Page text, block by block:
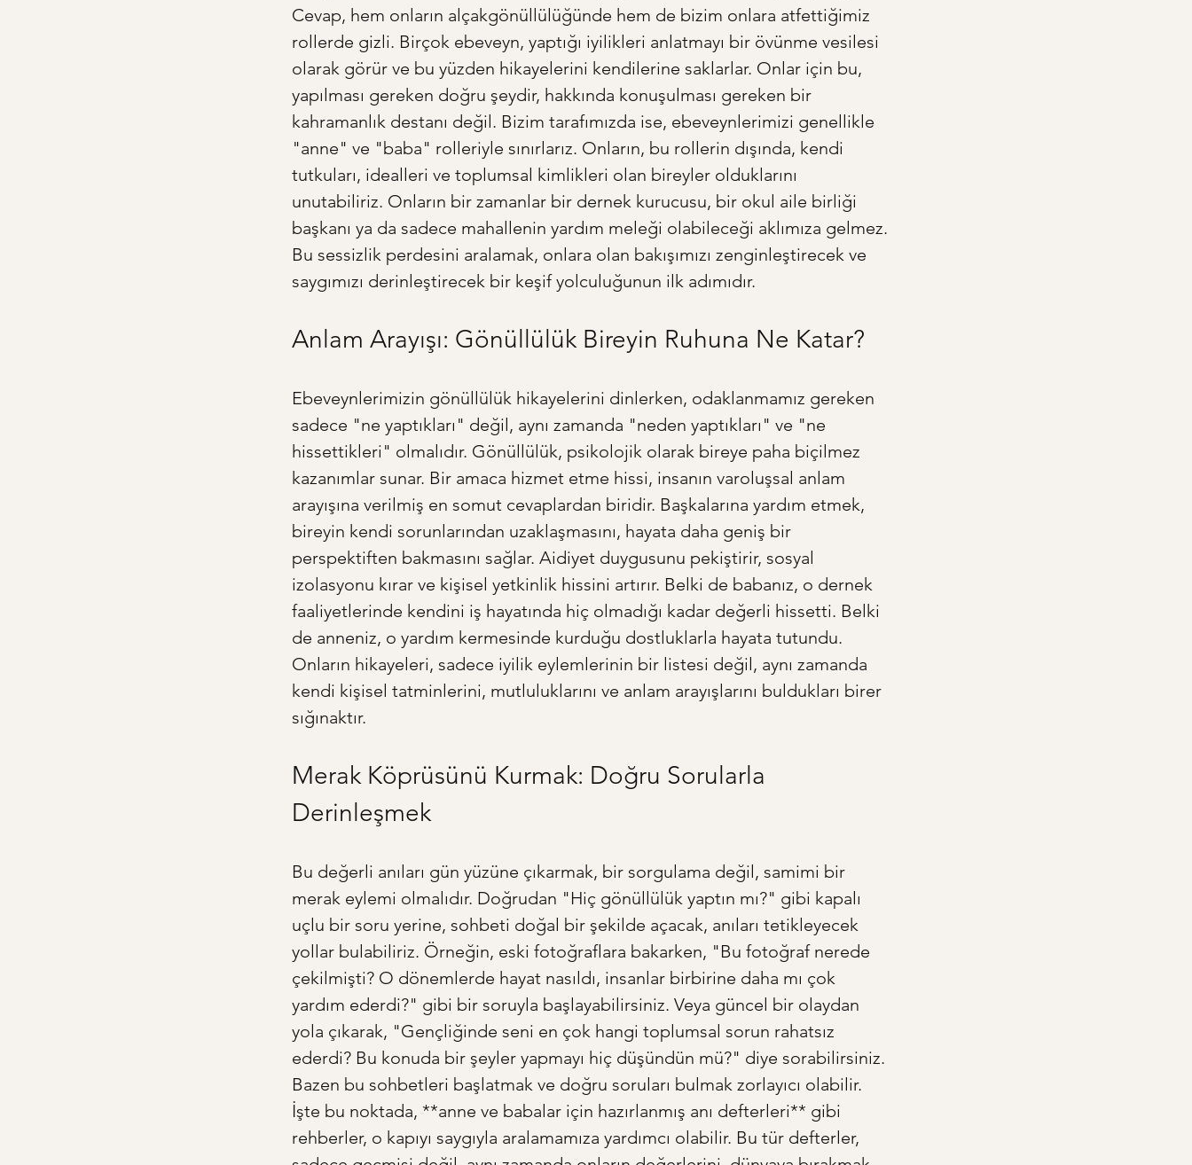
Cevap, hem onların alçakgönüllülüğünde hem de bizim onlara atfettiğimiz
rollerde gizli. Birçok ebeveyn, yaptığı iyilikleri anlatmayı bir övünme vesilesi
olarak görür ve bu yüzden hikayelerini kendilerine saklarlar. Onlar için bu,
yapılması gereken doğru şeydir, hakkında konuşulması gereken bir
kahramanlık destanı değil. Bizim tarafımızda ise, ebeveynlerimizi genellikle
"anne" ve "baba" rolleriyle sınırlarız. Onların, bu rollerin dışında, kendi
tutkuları, idealleri ve toplumsal kimlikleri olan bireyler olduklarını
unutabiliriz. Onların bir zamanlar bir dernek kurucusu, bir okul aile birliği
başkanı ya da sadece mahallenin yardım meleği olabileceği aklımıza gelmez.
Bu sessizlik perdesini aralamak, onlara olan bakışımızı zenginleştirecek ve
saygımızı derinleştirecek bir keşif yolculuğunun ilk adımıdır.
Anlam Arayışı: Gönüllülük Bireyin Ruhuna Ne Katar?
Ebeveynlerimizin gönüllülük hikayelerini dinlerken, odaklanmamız gereken
sadece "ne yaptıkları" değil, aynı zamanda "neden yaptıkları" ve "ne
hissettikleri" olmalıdır. Gönüllülük, psikolojik olarak bireye paha biçilmez
kazanımlar sunar. Bir amaca hizmet etme hissi, insanın varoluşsal anlam
arayışına verilmiş en somut cevaplardan biridir. Başkalarına yardım etmek,
bireyin kendi sorunlarından uzaklaşmasını, hayata daha geniş bir
perspektiften bakmasını sağlar. Aidiyet duygusunu pekiştirir, sosyal
izolasyonu kırar ve kişisel yetkinlik hissini artırır. Belki de babanız, o dernek
faaliyetlerinde kendini iş hayatında hiç olmadığı kadar değerli hissetti. Belki
de anneniz, o yardım kermesinde kurduğu dostluklarla hayata tutundu.
Onların hikayeleri, sadece iyilik eylemlerinin bir listesi değil, aynı zamanda
kendi kişisel tatminlerini, mutluluklarını ve anlam arayışlarını buldukları birer
sığınaktır.
Merak Köprüsünü Kurmak: Doğru Sorularla
Derinleşmek
Bu değerli anıları gün yüzüne çıkarmak, bir sorgulama değil, samimi bir
merak eylemi olmalıdır. Doğrudan "Hiç gönüllülük yaptın mı?" gibi kapalı
uçlu bir soru yerine, sohbeti doğal bir şekilde açacak, anıları tetikleyecek
yollar bulabiliriz. Örneğin, eski fotoğraflara bakarken, "Bu fotoğraf nerede
çekilmişti? O dönemlerde hayat nasıldı, insanlar birbirine daha mı çok
yardım ederdi?" gibi bir soruyla başlayabilirsiniz. Veya güncel bir olaydan
yola çıkarak, "Gençliğinde seni en çok hangi toplumsal sorun rahatsız
ederdi? Bu konuda bir şeyler yapmayı hiç düşündün mü?" diye sorabilirsiniz.
Bazen bu sohbetleri başlatmak ve doğru soruları bulmak zorlayıcı olabilir.
İşte bu noktada, **anne ve babalar için hazırlanmış anı defterleri** gibi
rehberler, o kapıyı saygıyla aralamamıza yardımcı olabilir. Bu tür defterler,